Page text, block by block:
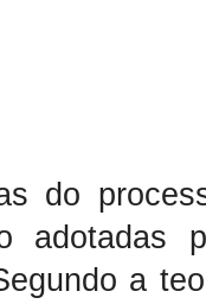
do
adotadas
a